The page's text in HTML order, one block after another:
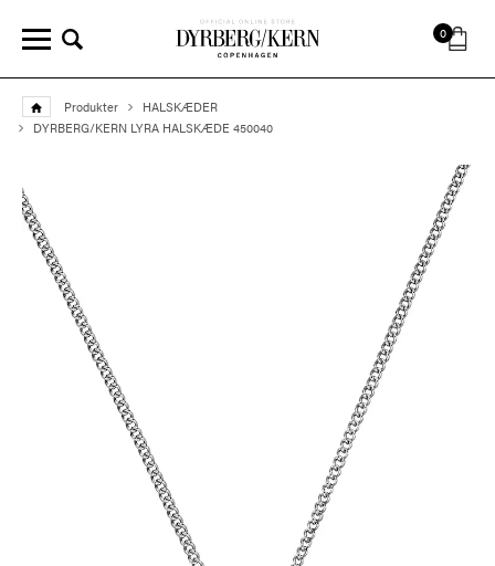
0
Produkter
HALSKÆDER
DYRBERG/KERN LYRA HALSKÆDE 450040